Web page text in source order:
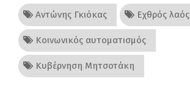
Αντώνης Γκιόκας Εχθρός λαός
Κοινωνικός αυτοματισμός
Κυβέρνηση Μητσοτάκη